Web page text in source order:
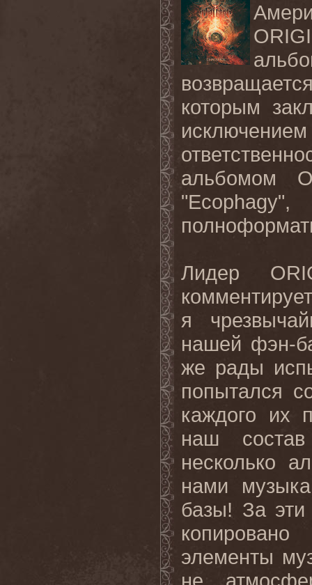
которым
альбомом
"Ecophagy",
Лидер
я
нашей фэн-
же рады
попытался
каждого их
наш
несколько
нами
базы! За эти
элементы